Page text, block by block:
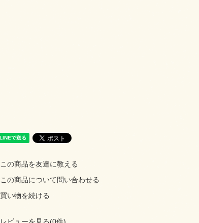
この商品を友達に教える
この商品について問い合わせる
買い物を続ける